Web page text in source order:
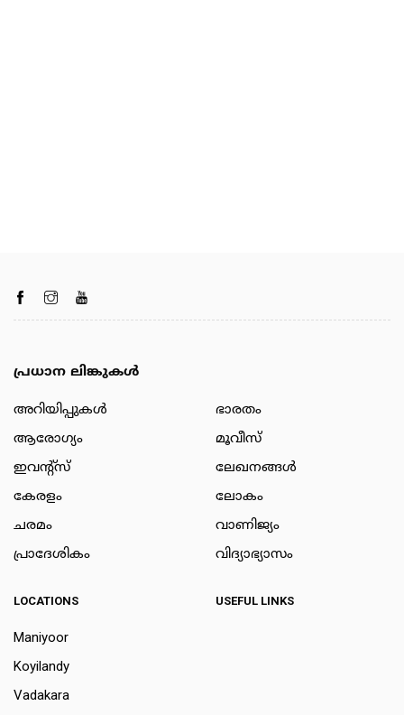
പ്രധാന ലിങ്കുകൾ
അറിയിപ്പുകള്‍
ആരോഗ്യം
ഇവന്റ്സ്
കേരളം
ചരമം
പ്രാദേശികം
ഭാരതം
മൂവീസ്
ലേഖനങ്ങള്‍
ലോകം
വാണിജ്യം
വിദ്യാഭ്യാസം
LOCATIONS
Maniyoor
Koyilandy
Vadakara
USEFUL LINKS